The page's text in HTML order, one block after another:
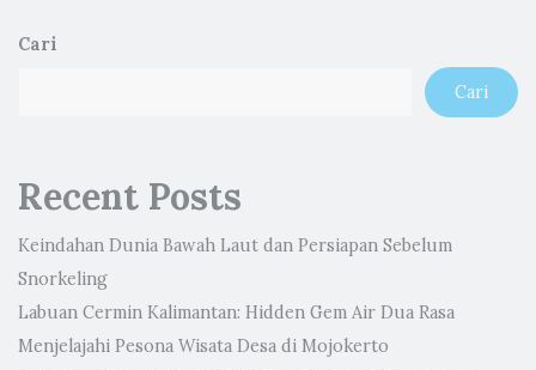
Cari
Cari
Recent Posts
Keindahan Dunia Bawah Laut dan Persiapan Sebelum
Snorkeling
Labuan Cermin Kalimantan: Hidden Gem Air Dua Rasa
Menjelajahi Pesona Wisata Desa di Mojokerto